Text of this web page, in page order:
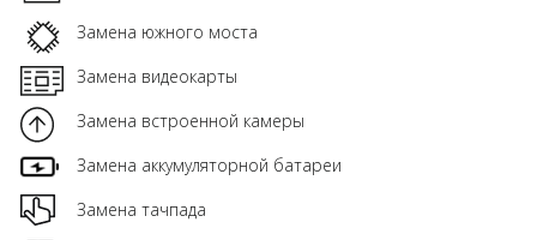
Замена южного моста
Замена видеокарты
Замена встроенной камеры
Замена аккумуляторной батареи
Замена тачпада